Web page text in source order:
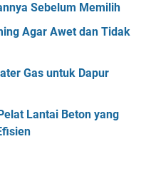
Sebelum Memilih
Agar Awet dan Tidak
Gas untuk Dapur
Lantai Beton yang